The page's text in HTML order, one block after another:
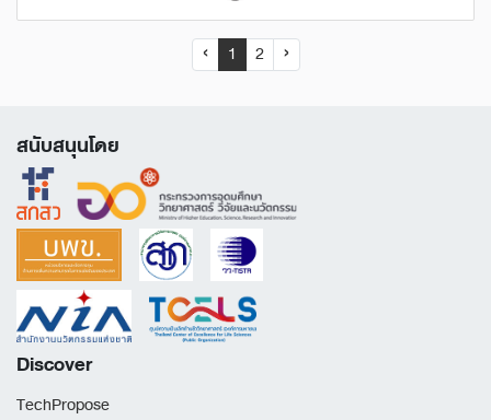
‹ 1 2 ›
สนับสนุนโดย
Discover
TechPropose